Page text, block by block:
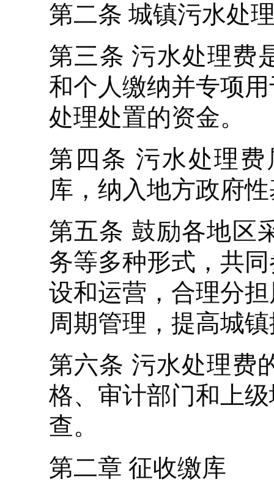
第二条 城镇污水处
第三条 污水处理费
和个人缴纳并专项
处理处置的资金。
第四条 污水处理
库，纳入地方政府
第五条 鼓励各地区
务等多种形式，共
设和运营，合理分
周期管理，提高城
第六条 污水处理费
格、审计部门和上
查。
第二章 征收缴库